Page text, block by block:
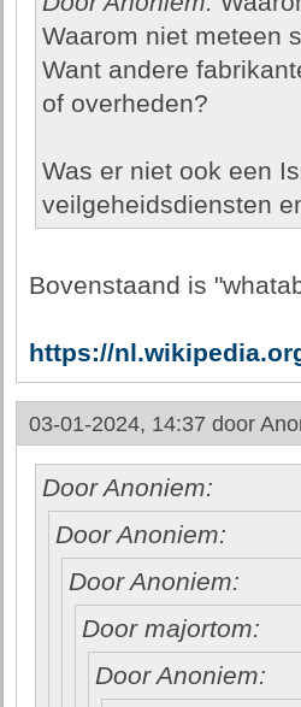
Waarom niet meteen
Want andere
of overheden?
Was er niet ook een
veilgeheidsdiensten
Bovenstaand is
https://
03-01-2024, 14:37 door
Door Anoniem:
Door Anoniem:
Door Anoniem:
Door majortom:
Door Anoniem: